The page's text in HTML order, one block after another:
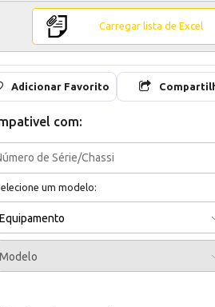
Carregar lista de Excel
Adicionar Favorito
com:
um modelo:
Equipamento
Modelo